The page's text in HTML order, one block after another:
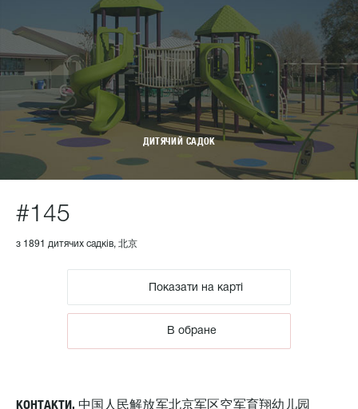
ДИТЯЧИЙ САДОК
#145
з 1891 дитячих садків, 北京
Показати на карті
В обране
КОНТАКТИ, 中国人民解放军北京军区空军育翔幼儿园